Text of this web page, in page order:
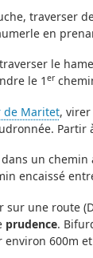
traverser
en
le
le 1 er
de Maritet, virer
Partir
dans un
encaissé
sur une route
prudence.
environ 600m